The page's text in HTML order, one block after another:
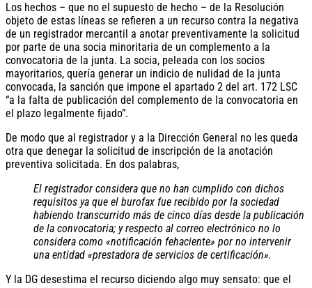
Los hechos – que no el supuesto de hecho – de la Resolución
objeto de estas líneas se refieren a un recurso contra la negativa
de un registrador mercantil a anotar preventivamente la solicitud
por parte de una socia minoritaria de un complemento a la
convocatoria de la junta. La socia, peleada con los socios
mayoritarios, quería generar un indicio de nulidad de la junta
convocada, la sanción que impone el apartado 2 del art. 172 LSC
“a la falta de publicación del complemento de la convocatoria en
el plazo legalmente fijado”.
De modo que al registrador y a la Dirección General no les queda
otra que denegar la solicitud de inscripción de la anotación
preventiva solicitada. En dos palabras,
El registrador considera que no han cumplido con dichos
requisitos ya que el burofax fue recibido por la sociedad
habiendo transcurrido más de cinco días desde la publicación
de la convocatoria; y respecto al correo electrónico no lo
considera como «notificación fehaciente» por no intervenir
una entidad «prestadora de servicios de certificación».
Y la DG desestima el recurso diciendo algo muy sensato: que el